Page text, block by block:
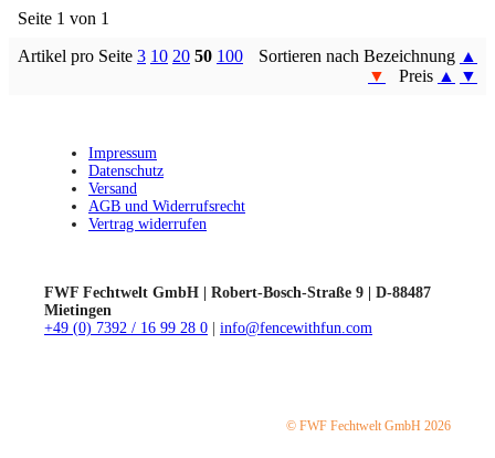
Seite 1 von 1
Artikel pro Seite 3 10 20 50 100 Sortieren nach Bezeichnung ▲
▼
Preis ▲ ▼
Impressum
Datenschutz
Versand
AGB und Widerrufsrecht
Vertrag widerrufen
FWF Fechtwelt GmbH | Robert-Bosch-Straße 9 | D-88487
Mietingen
+49 (0) 7392 / 16 99 28 0
info@fencewithfun.com
© FWF Fechtwelt GmbH 2026